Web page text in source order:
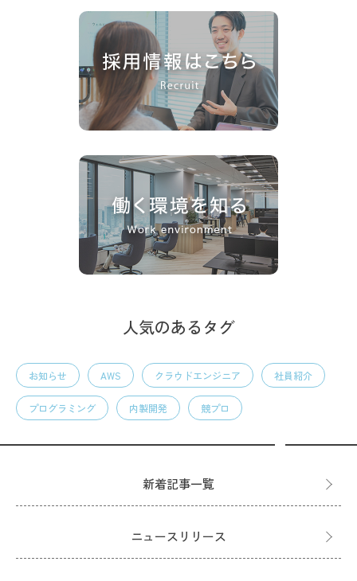
人気のあるタグ
お知らせ AWS クラウドエンジニア 社員紹介
プログラミング 内製開発 競プロ
新着記事一覧
ニュースリリース